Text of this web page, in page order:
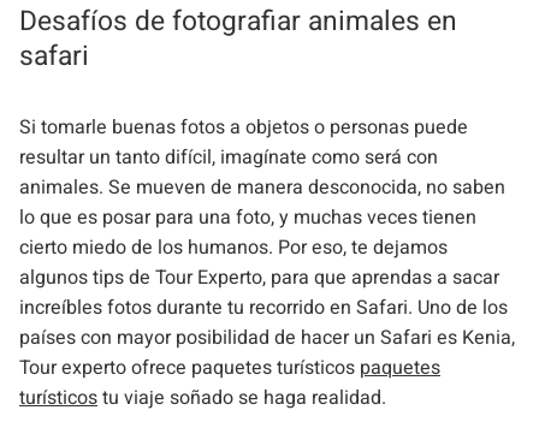
Desafíos de fotografiar animales en
safari
Si tomarle buenas fotos a objetos o personas puede
resultar un tanto difícil, imagínate como será con
animales. Se mueven de manera desconocida, no saben
lo que es posar para una foto, y muchas veces tienen
cierto miedo de los humanos. Por eso, te dejamos
algunos tips de Tour Experto, para que aprendas a sacar
increíbles fotos durante tu recorrido en Safari. Uno de los
países con mayor posibilidad de hacer un Safari es Kenia,
Tour experto ofrece paquetes turísticos paquetes
turísticostu viaje soñado se haga realidad.